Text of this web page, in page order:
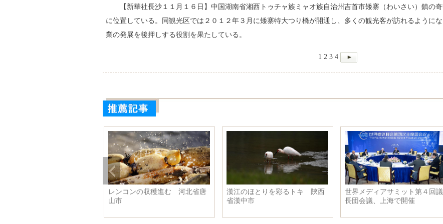
【新華社長沙１１月１６日】中国湖南省湘西トゥチャ族ミャオ族自治州吉首市矮寨（わいさい）鎮の
に位置している。同観光区では２０１２年３月に矮寨特大つり橋が開通し、多くの観光客が訪れるように
業の発展を後押しする役割を果たしている。
1 2 3 4
冬の訪れ告げるユリカモメが飛
海流ダムに渡り鳥が飛来 内モ
初冬の天福国家湿地公園 江蘇
リビア首都南
亡